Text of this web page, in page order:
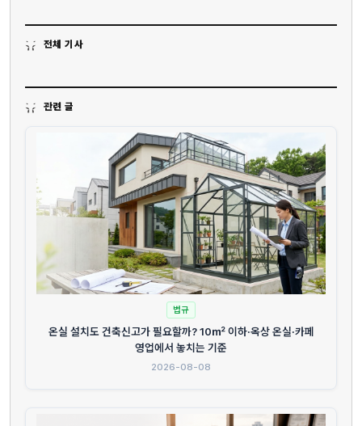
전체 기사
관련 글
법규
온실 설치도 건축신고가 필요할까? 10㎡ 이하·옥상 온실·카페
영업에서 놓치는 기준
2026-08-08